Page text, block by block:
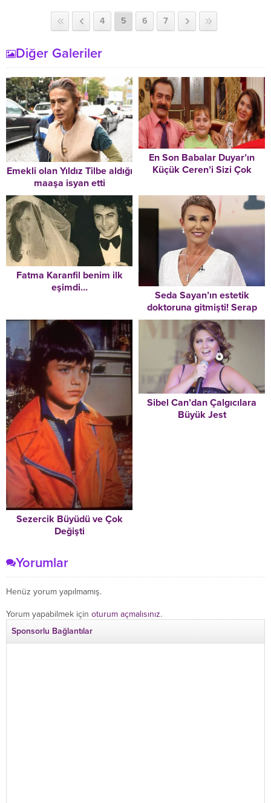
4 5 6 7
Diğer Galeriler
Emekli olan Yıldız Tilbe aldığı
maaşa isyan etti
En Son Babalar Duyar’ın
Küçük Ceren’i Sizi Çok
Fatma Karanfil benim ilk
eşimdi…
Seda Sayan’ın estetik
doktoruna gitmişti! Serap
Paköz’ü kimse tanıyamıyor
Sezercik Büyüdü ve Çok
Değişti
Sibel Can’dan Çalgıcılara
Büyük Jest
Yorumlar
Henüz yorum yapılmamış.
Yorum yapabilmek için oturum açmalısınız.
Sponsorlu Bağlantılar